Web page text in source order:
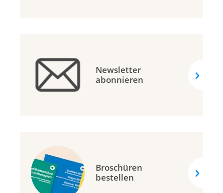
Newsletter
abonnieren
Broschüren
bestellen